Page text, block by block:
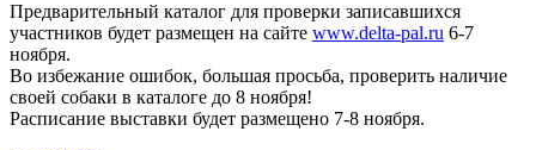
Предварительный каталог для проверки записавшихся
участников будет размещен на сайте www.delta-pal.ru 6-7
ноября.
Во избежание ошибок, большая просьба, проверить наличие
своей собаки в каталоге до 8 ноября!
Расписание выставки будет размещено 7-8 ноября.